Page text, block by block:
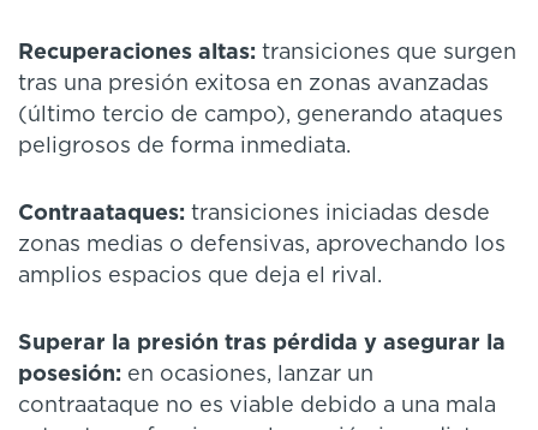
Recuperaciones altas: transiciones que surgen
tras una presión exitosa en zonas avanzadas
(último tercio de campo), generando ataques
peligrosos de forma inmediata.
Contraataques: transiciones iniciadas desde
zonas medias o defensivas, aprovechando los
amplios espacios que deja el rival.
Superar la presión tras pérdida y asegurar la
posesión: en ocasiones, lanzar un
contraataque no es viable debido a una mala